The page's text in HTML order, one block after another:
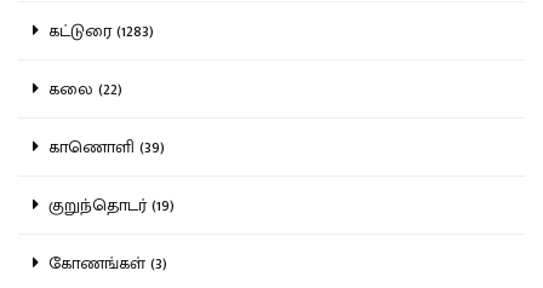
கட்டுரை (1283)
கலை (22)
காணொளி (39)
குறுந்தொடர் (19)
கோணங்கள் (3)